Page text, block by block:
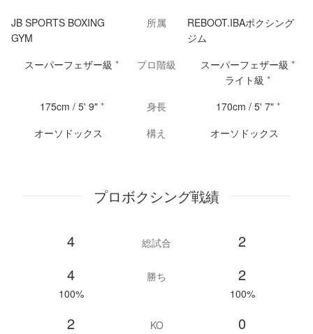
JB SPORTS BOXING
GYM
所属
REBOOT.IBAボクシング
ジム
スーパーフェザー級 * プロ階級 スーパーフェザー級 *
ライト級 *
175cm / 5' 9" * 身長 170cm / 5' 7" *
オーソドックス
構え オーソドックス
プロボクシング戦績
4 総試合
2
4
100%
勝ち 2
100%
2 KO 0